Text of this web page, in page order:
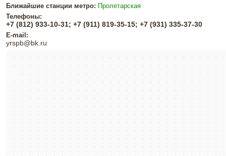
Ближайшие станции метро: Пролетарская
Телефоны:
+7 (812) 933-10-31; +7 (911) 819-35-15; +7 (931) 335-37-30
E-mail:
yrspb@bk.ru